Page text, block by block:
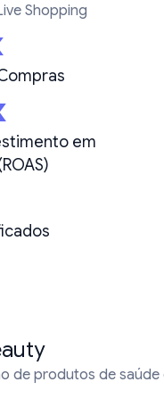
Shopping
em
de produtos de saúde